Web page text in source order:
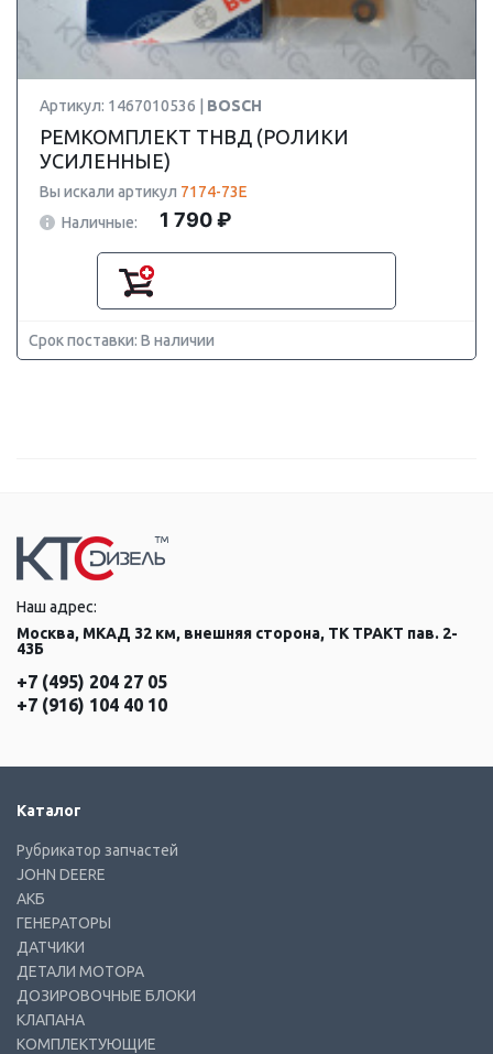
Артикул: 1467010536 | BOSCH
РЕМКОМПЛЕКТ ТНВД (РОЛИКИ
УСИЛЕННЫЕ)
Вы искали артикул 7174-73E
Наличные:
1 790 ₽
Срок поставки: В наличии
Наш адрес:
Москва, МКАД 32 км, внешняя сторона, ТК ТРАКТ пав. 2-
43Б
+7 (495) 204 27 05
+7 (916) 104 40 10
Каталог
Рубрикатор запчастей
JOHN DEERE
АКБ
ГЕНЕРАТОРЫ
ДАТЧИКИ
ДЕТАЛИ МОТОРА
ДОЗИРОВОЧНЫЕ БЛОКИ
КЛАПАНА
КОМПЛЕКТУЮЩИЕ